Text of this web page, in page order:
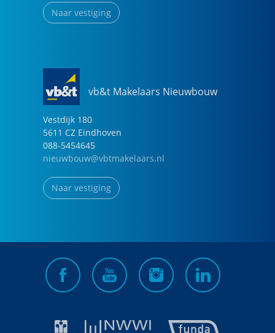
Naar vestiging
vb&t Makelaars Nieuwbouw
Vestdijk 180
5611 CZ Eindhoven
088-5454645
nieuwbouw@vbtmakelaars.nl
Naar vestiging